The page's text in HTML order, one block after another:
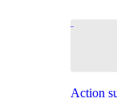
Action